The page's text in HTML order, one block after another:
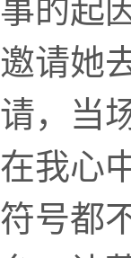
事的起
邀请她
请，当
在我心
符号都